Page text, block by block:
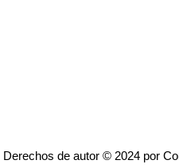
Derechos de autor © 2024 por